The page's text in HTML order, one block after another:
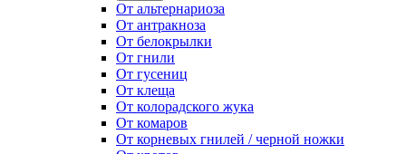
От альтернариоза
От антракноза
От белокрылки
От гнили
От гусениц
От клеща
От колорадского жука
От комаров
От корневых гнилей / черной ножки